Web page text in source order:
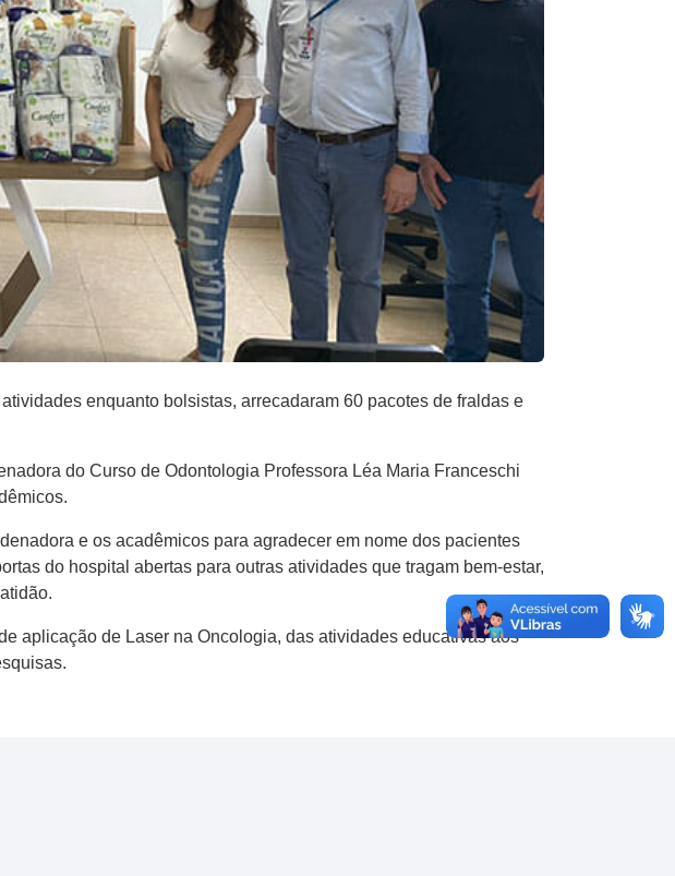
enquanto bolsistas, arrecadaram 60 pacotes de fraldas e
do Curso de Odontologia Professora Léa Maria Franceschi
e os acadêmicos para agradecer em nome dos pacientes
do hospital abertas para outras atividades que tragam bem-estar,
aplicação de Laser na Oncologia, das atividades educativas aos